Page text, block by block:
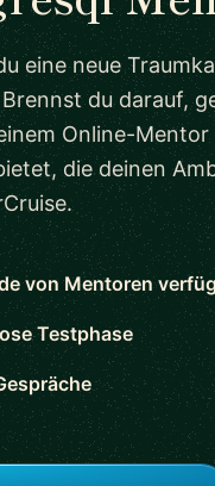
eine neue
du darauf,
Online-
die deinen
von Mentoren
Testphase